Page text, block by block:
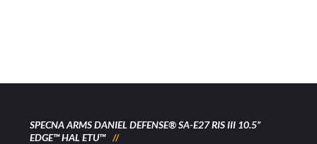
SPECNA ARMS DANIEL DEFENSE® SA-E27 RIS III 10.5”
EDGE™ HAL ETU™